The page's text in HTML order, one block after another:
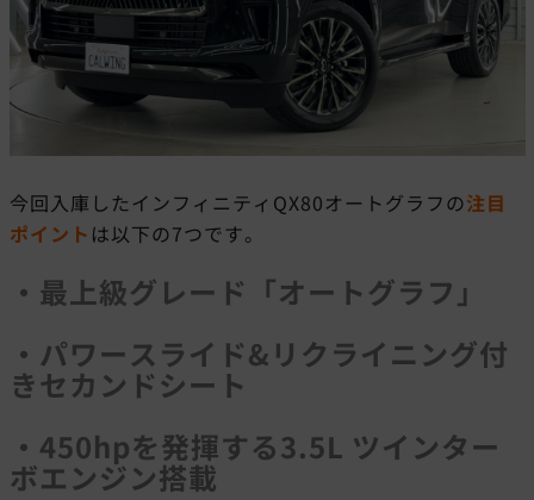
今回入庫したインフィニティQX80オートグラフの注目
ポイント は以下の7つです。
・最上級グレード「オートグラフ」
・パワースライド&リクライニング付
きセカンドシート
・450hpを発揮する3.5L ツインター
ボエンジン搭載